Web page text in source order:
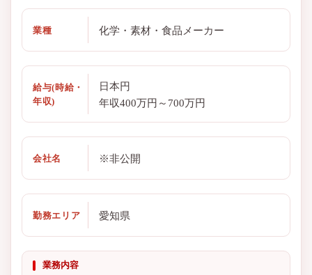
業種 化学・素材・食品メーカー
給与(時給・
年収)
日本円
年収400万円～700万円
会社名 ※非公開
勤務エリア 愛知県
業務内容